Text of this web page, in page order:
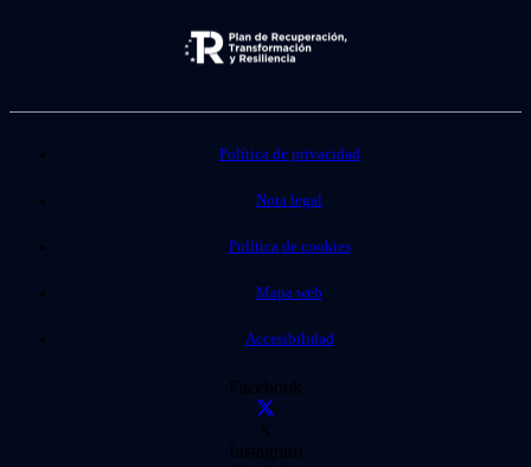
Política de privacidad
Nota legal
Política de cookies
Mapa web
Accesibilidad
Facebook
X
Instagram